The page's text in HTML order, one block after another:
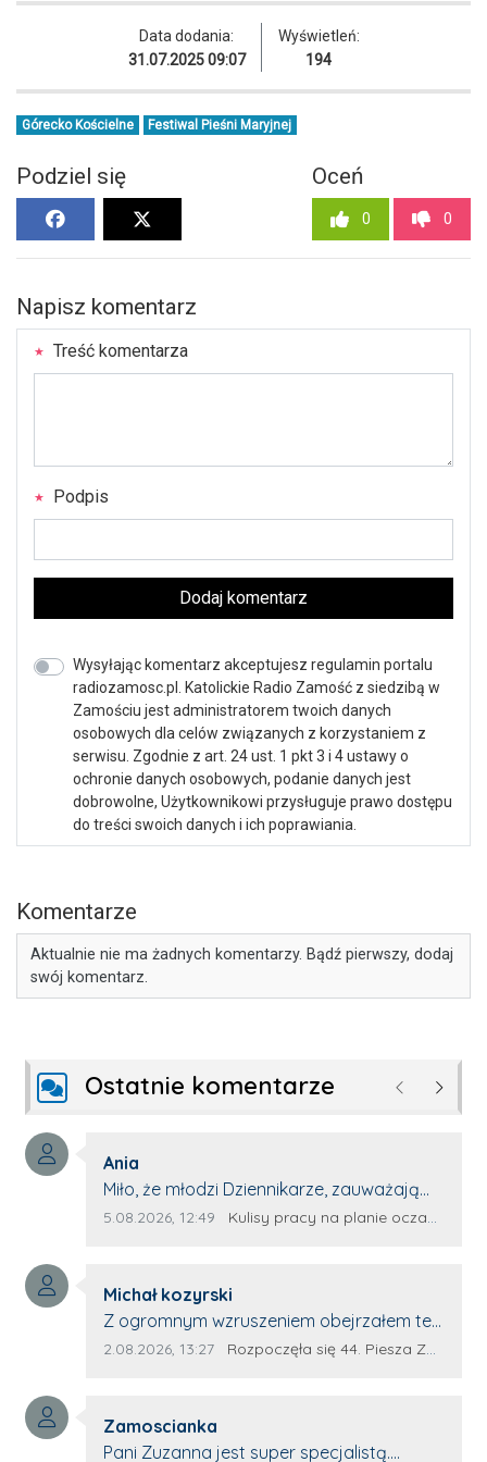
Data dodania:
31.07.2025 09:07
Wyświetleń:
194
Górecko Kościelne Festiwal Pieśni Maryjnej
Podziel się Oceń
0 0
Napisz komentarz
Treść komentarza
Podpis
Dodaj komentarz
Wysyłając komentarz akceptujesz regulamin portalu
radiozamosc.pl. Katolickie Radio Zamość z siedzibą w
Zamościu jest administratorem twoich danych
osobowych dla celów związanych z korzystaniem z
serwisu. Zgodnie z art. 24 ust. 1 pkt 3 i 4 ustawy o
ochronie danych osobowych, podanie danych jest
dobrowolne, Użytkownikowi przysługuje prawo dostępu
do treści swoich danych i ich poprawiania.
Komentarze
Aktualnie nie ma żadnych komentarzy. Bądź pierwszy, dodaj
swój komentarz.
Ostatnie komentarze Poprzednie
Autor komentarza:
Ania
Treść komentarza:
Miło, że młodzi Dziennikarze, zauważają
młode talenty, które dopiero wkraczają
z nim wywiad, który przeprowadzi Pan
Artur.
Data dodania komentarza:
5.08.2026, 12:49 Źródło komentarza:
Kulisy pracy na planie oczami młodego filmowca
Autor komentarza:
Michał kozyrski
Treść komentarza:
Z ogromnym wzruszeniem obejrzałem ten
materiał. ❤️ Jestem naprawdę dumny z
pokory i wielkiego serca. Takie osoby
pokazują, że pielgrzymka nie jest tylko
Data dodania komentarza:
2.08.2026, 13:27 Źródło komentarza:
Rozpoczęła się 44. Piesza Zamojsko-Lubaczowska Pielgrzymka na Jasną Górę!
Autor komentarza:
Zamoscianka
Treść komentarza:
Pani Zuzanna jest super specjalistą.